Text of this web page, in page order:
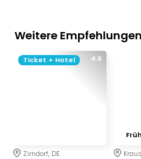
Weitere Empfehlungen
4.6
Ticket + Hotel
Zirndorf, DE